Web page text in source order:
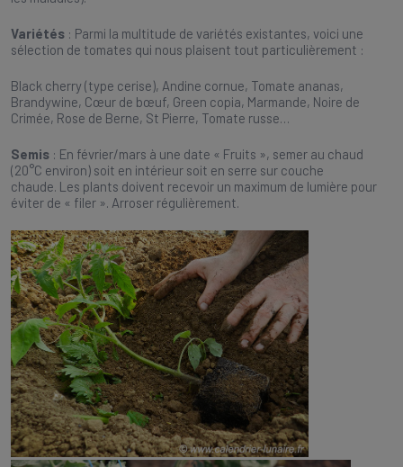
Variétés : Parmi la multitude de variétés existantes, voici une
sélection de tomates qui nous plaisent tout particulièrement :
Black cherry (type cerise), Andine cornue, Tomate ananas,
Brandywine, Cœur de bœuf, Green copia, Marmande, Noire de
Crimée, Rose de Berne, St Pierre, Tomate russe…
Semis : En février/mars à une date « Fruits », semer au chaud
(20°C environ) soit en intérieur soit en serre sur couche
chaude. Les plants doivent recevoir un maximum de lumière pour
éviter de « filer ». Arroser régulièrement.